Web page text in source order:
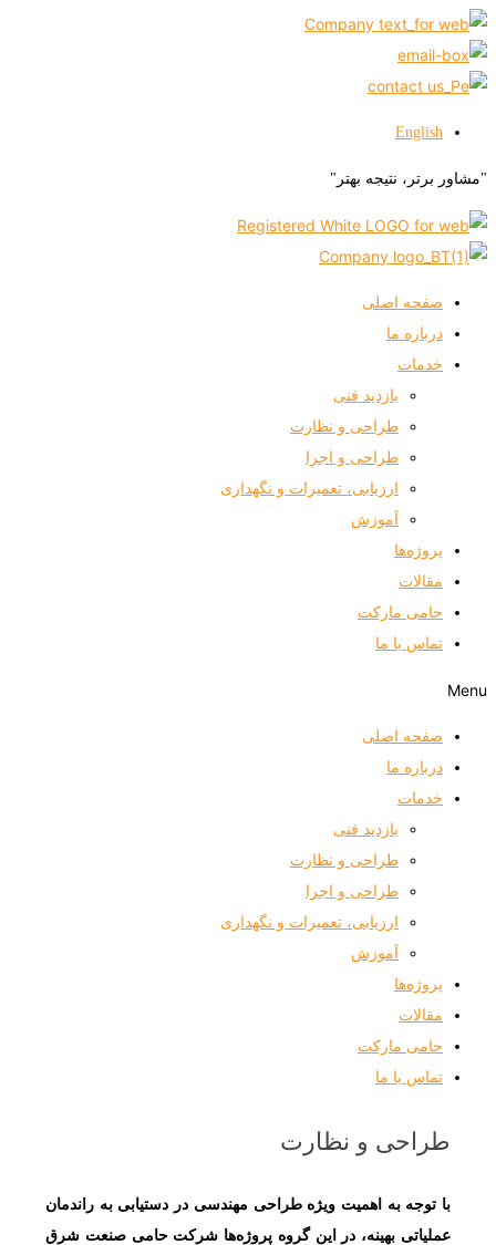
English
"مشاور برتر، نتیجه بهتر"
صفحه اصلی
درباره ما
خدمات
بازدید فنی
طراحی و نظارت
طراحی و اجرا
ارزیابی، تعمیرات و نگهداری
آموزش
پروژه‌ها
مقالات
حامی مارکت
تماس با ما
Menu
صفحه اصلی
درباره ما
خدمات
بازدید فنی
طراحی و نظارت
طراحی و اجرا
ارزیابی، تعمیرات و نگهداری
آموزش
پروژه‌ها
مقالات
حامی مارکت
تماس با ما
طراحی و نظارت
با توجه به اهمیت ویژه طراحی مهندسی در دستیابی به راندمان
عملیاتی بهینه، در این گروه پروژه‌ها شرکت حامی صنعت شرق